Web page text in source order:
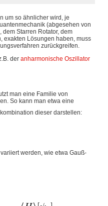
um so ähnlicher wird, je
(abgesehen von
, dem Starren Rotator, dem
exakten Lösungen haben, muss
zurückgreifen.
der anharmonische Oszillator
man eine Familie von
So kann man etwa eine
dieser darstellen:
werden, wie etwa Gauß-